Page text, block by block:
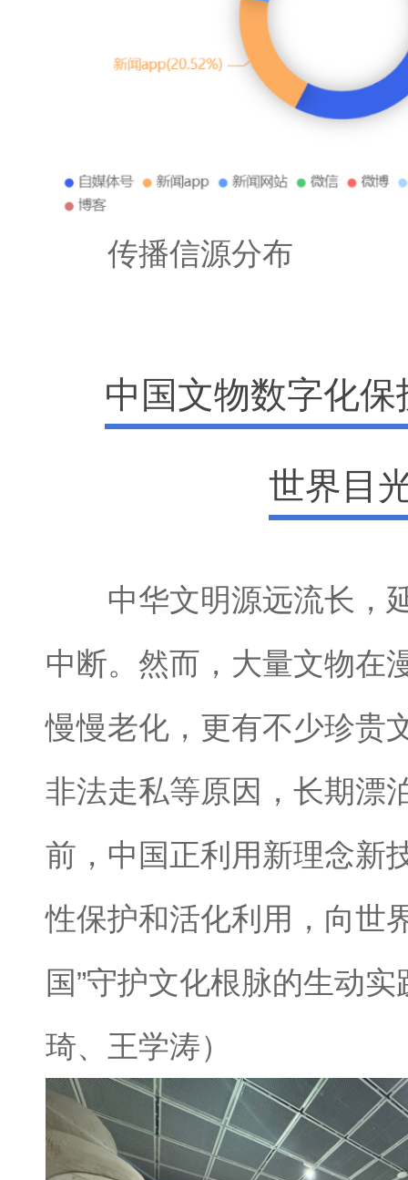
传播信源分布
中国文物数字化
世界目
中华文明源远流长，
中断。然而，大量文物在
慢慢老化，更有不少珍贵
非法走私等原因，长期漂
前，中国正利用新理念新
性保护和活化利用，向世
国”守护文化根脉的生动
琦、王学涛）